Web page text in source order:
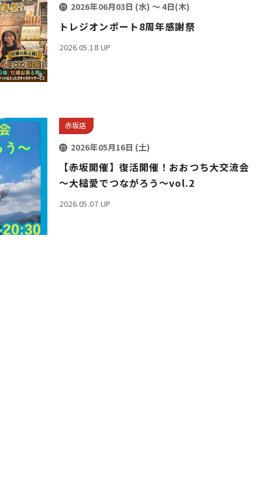
2026年06月03日 (水) 〜 4日(木)
トレジオンポート8周年感謝祭
2026.05.18 UP
赤坂店
2026年05月16日 (土)
【赤坂開催】復活開催！おおつち大交流会
～大槌愛でつながろう～vol.2
2026.05.07 UP